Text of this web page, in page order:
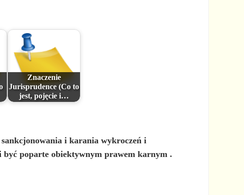
Znaczenie
Jurisprudence (Co to
jest, pojęcie i…
i karania wykroczeń i
być poparteobiektywnym prawem karnym .